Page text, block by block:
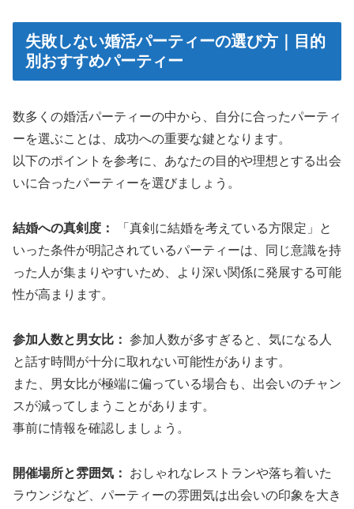
失敗しない婚活パーティーの選び方｜目的
別おすすめパーティー
数多くの婚活パーティーの中から、自分に合ったパーティ
ーを選ぶことは、成功への重要な鍵となります。
以下のポイントを参考に、あなたの目的や理想とする出会
いに合ったパーティーを選びましょう。
結婚への真剣度：
「真剣に結婚を考えている方限定」と
いった条件が明記されているパーティーは、同じ意識を持
った人が集まりやすいため、より深い関係に発展する可能
性が高まります。
参加人数と男女比： 参加人数が多すぎると、気になる人
と話す時間が十分に取れない可能性があります。
また、男女比が極端に偏っている場合も、出会いのチャン
スが減ってしまうことがあります。
事前に情報を確認しましょう。
開催場所と雰囲気：
おしゃれなレストランや落ち着いた
ラウンジなど、パーティーの雰囲気は出会いの印象を大き